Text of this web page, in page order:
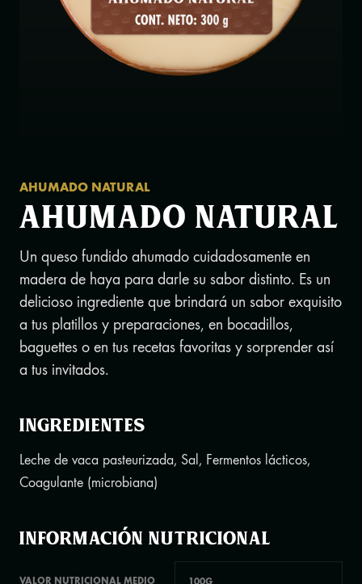
AHUMADO NATURAL
AHUMADO NATURAL
Un queso fundido ahumado cuidadosamente en
madera de haya para darle su sabor distinto. Es un
delicioso ingrediente que brindará un sabor exquisito
a tus platillos y preparaciones, en bocadillos,
baguettes o en tus recetas favoritas y sorprender así
a tus invitados.
Ingredientes
Leche de vaca pasteurizada, Sal, Fermentos lácticos,
Coagulante (microbiana)
Información nutricional
VALOR NUTRICIONAL MEDIO 100G